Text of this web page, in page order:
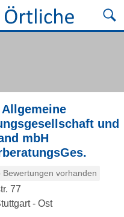
Allgemeine
und
mbH
Bewertungen vorhanden
77
- Ost